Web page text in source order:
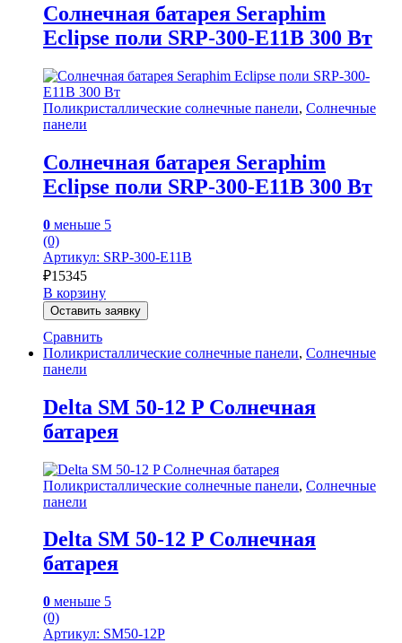
Солнечная батарея Seraphim
Eclipse поли SRP-300-E11B 300 Вт
Поликристаллические солнечные панели, Солнечные
панели
Солнечная батарея Seraphim
Eclipse поли SRP-300-E11B 300 Вт
0 меньше 5
(0)
Артикул: SRP-300-E11B
₽15345
В корзину
Оставить заявку
Сравнить
Поликристаллические солнечные панели, Солнечные
панели
Delta SM 50-12 P Солнечная
батарея
Поликристаллические солнечные панели, Солнечные
панели
Delta SM 50-12 P Солнечная
батарея
0 меньше 5
(0)
Артикул: SM50-12P